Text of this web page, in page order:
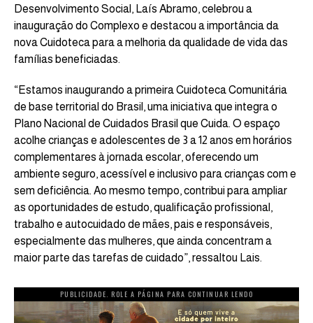
Desenvolvimento Social, Laís Abramo, celebrou a
inauguração do Complexo e destacou a importância da
nova Cuidoteca para a melhoria da qualidade de vida das
famílias beneficiadas.
“Estamos inaugurando a primeira Cuidoteca Comunitária
de base territorial do Brasil, uma iniciativa que integra o
Plano Nacional de Cuidados Brasil que Cuida. O espaço
acolhe crianças e adolescentes de 3 a 12 anos em horários
complementares à jornada escolar, oferecendo um
ambiente seguro, acessível e inclusivo para crianças com e
sem deficiência. Ao mesmo tempo, contribui para ampliar
as oportunidades de estudo, qualificação profissional,
trabalho e autocuidado de mães, pais e responsáveis,
especialmente das mulheres, que ainda concentram a
maior parte das tarefas de cuidado”, ressaltou Lais.
PUBLICIDADE. ROLE A PÁGINA PARA CONTINUAR LENDO